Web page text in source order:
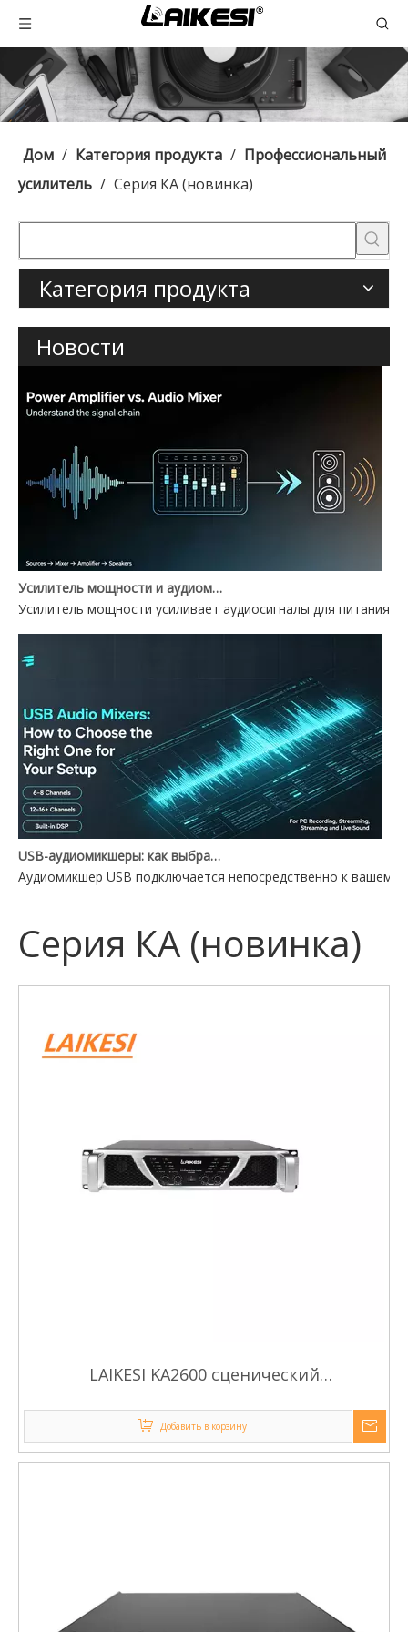
Дом / Категория продукта / Профессиональный
усилитель / Серия КА (новинка)
Категория продукта
Новости
Усилитель мощности и аудиомикшер: в чем разница?
Усилитель мощности усиливает аудиосигналы для питания
USB-аудиомикшеры: как выбрать подходящий для вашей установки
Аудиомикшер USB подключается непосредственно к
Серия КА (новинка)
LAIKESI KA2600 сценический
мощностью 600 Вт
Добавить в корзину